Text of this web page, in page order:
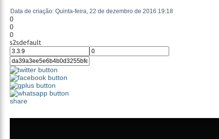
Data de criação: Quinta-feira, 22 de dezembro de 2016 19:18
0
0
0
s2sdefault
share